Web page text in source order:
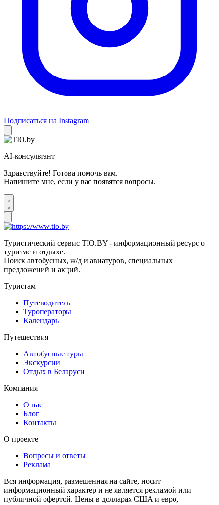
Подписаться на Instagram
AI-консультант
Здравствуйте! Готова помочь вам.
Напишите мне, если у вас появятся вопросы.
Туристический сервис TIO.BY - информационный ресурс о
туризме и отдыхе.
Поиск автобусных, ж/д и авиатуров, специальных
предложений и акций.
Туристам
Путеводитель
Туроператоры
Календарь
Путешествия
Автобусные туры
Экскурсии
Отдых в Беларуси
Компания
О нас
Блог
Контакты
О проекте
Вопросы и ответы
Реклама
Вся информация, размещенная на сайте, носит
информационный характер и не является рекламой или
публичной офертой. Цены в долларах США и евро,